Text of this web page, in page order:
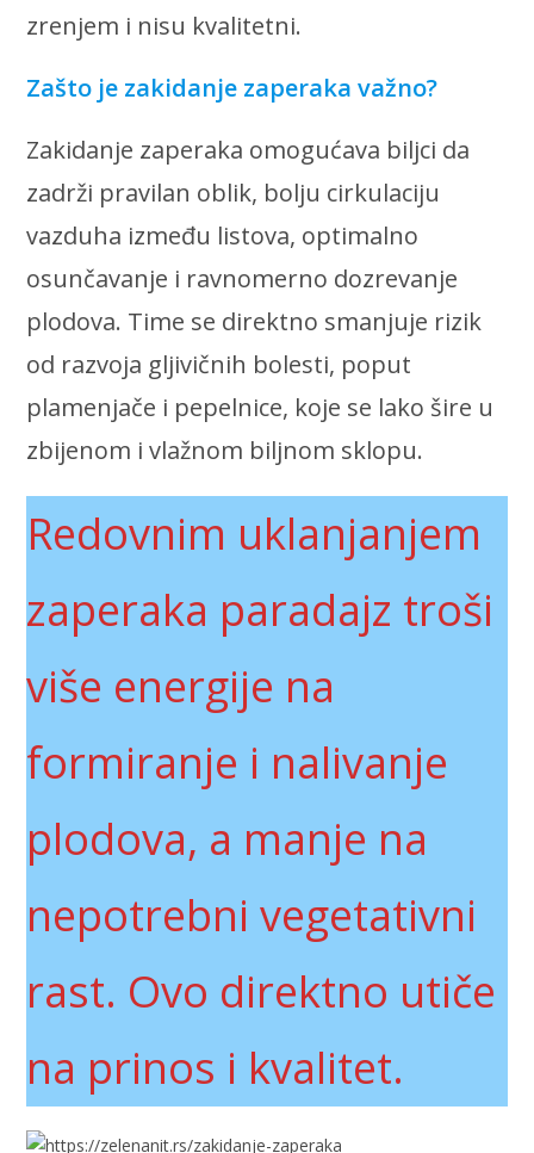
zrenjem i nisu kvalitetni.
Zašto je zakidanje zaperaka važno?
Zakidanje zaperaka omogućava biljci da
zadrži pravilan oblik, bolju cirkulaciju
vazduha između listova, optimalno
osunčavanje i ravnomerno dozrevanje
plodova. Time se direktno smanjuje rizik
od razvoja gljivičnih bolesti, poput
plamenjače i pepelnice, koje se lako šire u
zbijenom i vlažnom biljnom sklopu.
Redovnim uklanjanjem
zaperaka paradajz troši
više energije na
formiranje i nalivanje
plodova, a manje na
nepotrebni vegetativni
rast. Ovo direktno utiče
na prinos i kvalitet.